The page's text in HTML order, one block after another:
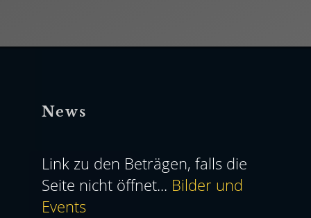
News
Link zu den Beträgen, falls die
Seite nicht öffnet... Bilder und
Events